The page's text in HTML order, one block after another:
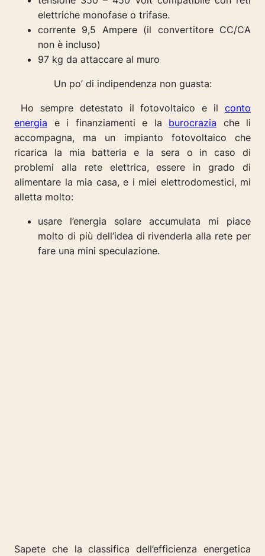
elettriche monofase o trifase.
corrente 9,5 Ampere (il convertitore CC/CA
non è incluso)
97 kg da attaccare al muro
Un po’ di indipendenza non guasta:
Ho sempre detestato il fotovoltaico e il conto
energia e i finanziamenti e la burocrazia che li
accompagna, ma un impianto fotovoltaico che
ricarica la mia batteria e la sera o in caso di
problemi alla rete elettrica, essere in grado di
alimentare la mia casa, e i miei elettrodomestici, mi
alletta molto:
usare l’energia solare accumulata mi piace
molto di più dell’idea di rivenderla alla rete per
fare una mini speculazione.
Sapete che la classifica dell’efficienza energetica